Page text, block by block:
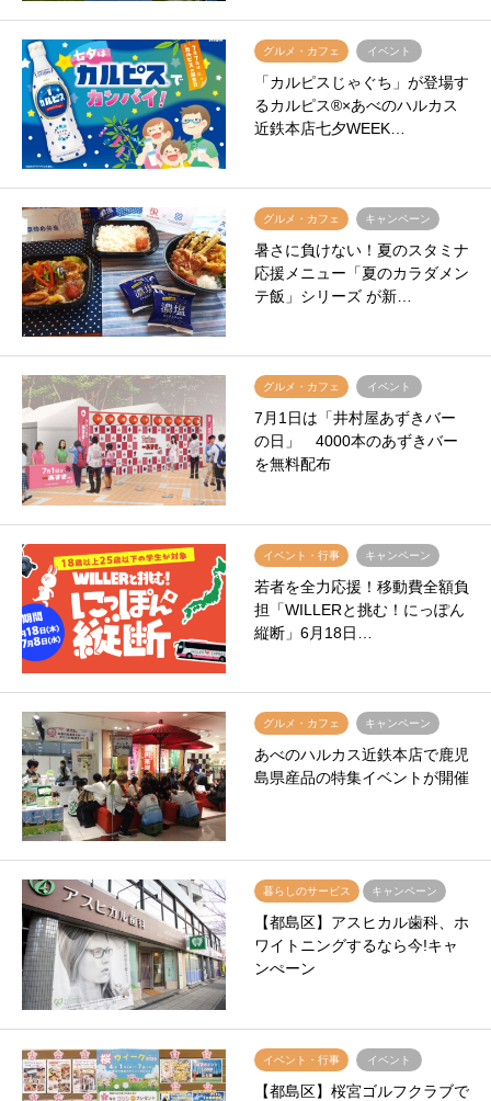
グルメ・カフェ イベント
「カルピスじゃぐち」が登場す
るカルピス®×あべのハルカス
近鉄本店七夕WEEK…
グルメ・カフェ キャンペーン
暑さに負けない！夏のスタミナ
応援メニュー「夏のカラダメン
テ飯」シリーズ が新…
グルメ・カフェ イベント
7月1日は「井村屋あずきバー
の日」 4000本のあずきバー
を無料配布
イベント・行事 キャンペーン
若者を全力応援！移動費全額負
担「WILLERと挑む！にっぽん
縦断」6月18日…
グルメ・カフェ キャンペーン
あべのハルカス近鉄本店で鹿児
島県産品の特集イベントが開催
暮らしのサービス キャンペーン
【都島区】アスヒカル歯科、ホ
ワイトニングするなら今!キャ
ンぺーン
イベント・行事 イベント
【都島区】桜宮ゴルフクラブで